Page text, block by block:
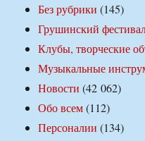
Без рубрики (145)
Грушинский
Клубы, творческие
Музыкальные
Новости (42 062)
Обо всем(112)
Персоналии (134)